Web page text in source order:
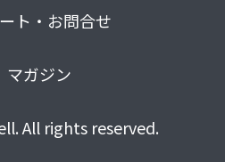
ト・お問合せ
マガジン
All rights reserved.